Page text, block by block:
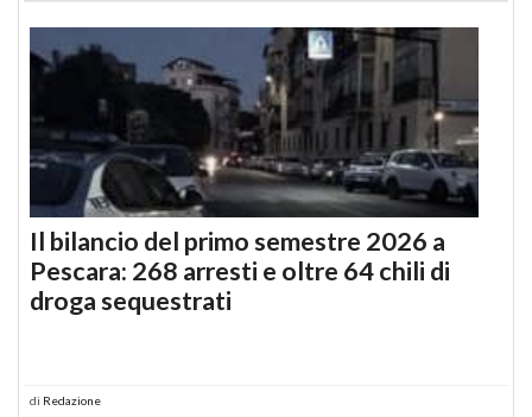
Il bilancio del primo semestre 2026 a
Pescara: 268 arresti e oltre 64 chili di
droga sequestrati
di Redazione